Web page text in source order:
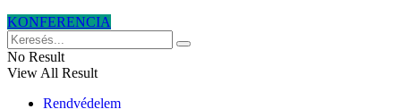
KONFERENCIA
No Result
View All Result
Rendvédelem